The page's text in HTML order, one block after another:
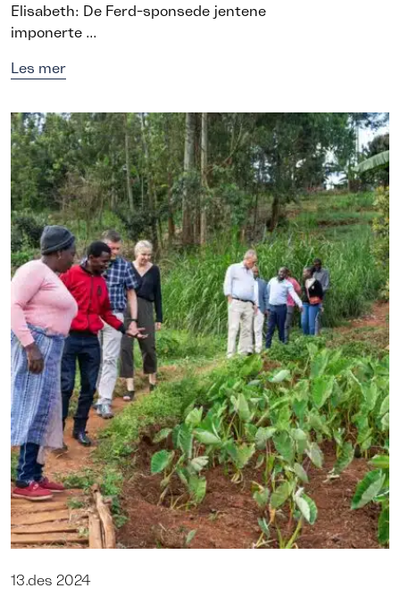
Elisabeth: De Ferd-sponsede jentene
imponerte ...
Les mer
13.des 2024